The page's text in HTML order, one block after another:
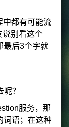
中都有可能流
说别看这个
最后3个字就
？
服务，那
词语；在这种